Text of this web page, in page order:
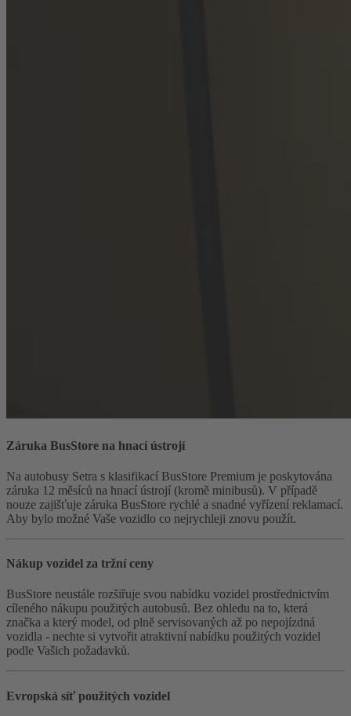
Záruka BusStore na hnací ústrojí
Na autobusy Setra s klasifikací BusStore Premium je poskytována
záruka 12 měsíců na hnací ústrojí (kromě minibusů). V případě
nouze zajišťuje záruka BusStore rychlé a snadné vyřízení reklamací.
Aby bylo možné Vaše vozidlo co nejrychleji znovu použít.
Nákup vozidel za tržní ceny
BusStore neustále rozšiřuje svou nabídku vozidel prostřednictvím
cíleného nákupu použitých autobusů. Bez ohledu na to, která
značka a který model, od plně servisovaných až po nepojízdná
vozidla - nechte si vytvořit atraktivní nabídku použitých vozidel
podle Vašich požadavků.
Evropská síť použitých vozidel